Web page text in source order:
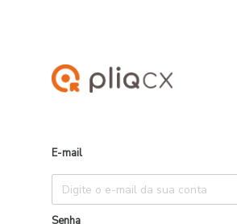
E-mail
Senha